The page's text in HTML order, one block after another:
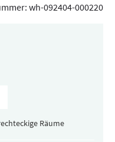
wh-092404-000220
Räume